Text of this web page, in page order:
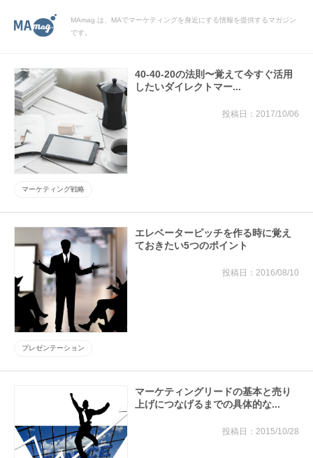
MAmag.は、MAでマーケティングを身近にする情報を提供するマガジン
です。
40-40-20の法則〜覚えて今すぐ活用
したいダイレクトマー...
2017/10/06
マーケティング戦略
エレベーターピッチを作る時に覚え
ておきたい5つのポイント
2016/08/10
プレゼンテーション
マーケティングリードの基本と売り
上げにつなげるまでの具体的な...
2015/10/28